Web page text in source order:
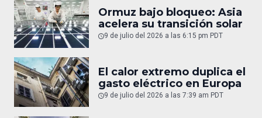
Ormuz bajo bloqueo: Asia
acelera su transición solar
9 de julio del 2026 a las 6:15 pm PDT
El calor extremo duplica el
gasto eléctrico en Europa
9 de julio del 2026 a las 7:39 am PDT